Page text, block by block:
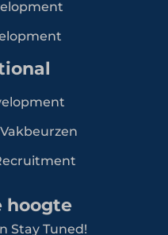
hoogte
Stay Tuned!